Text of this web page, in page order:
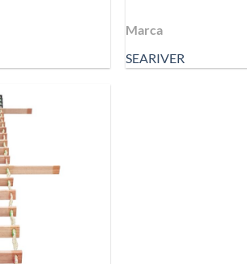
Marca
SEARIVER